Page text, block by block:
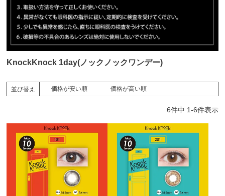
KnockKnock 1day(ノックノックワンデー)
並び替え 価格が安い順 価格が高い順
6件中 1-6件表示